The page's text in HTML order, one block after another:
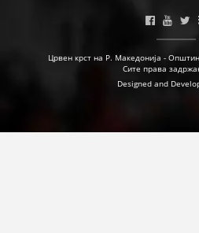
Црвен крст на Р. Македонија -
Сите права
Designed and